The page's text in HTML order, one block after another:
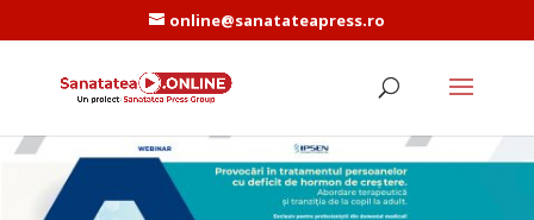
online@sanatateapress.ro